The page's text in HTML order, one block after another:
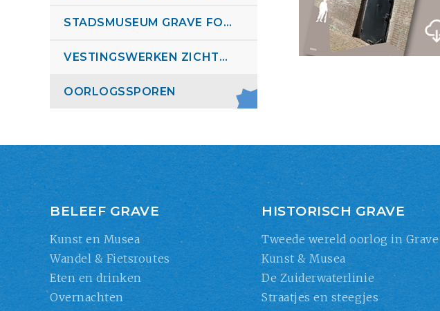
STADSMUSEUM GRAVE FOLDER
VESTINGSWERKEN ZICHTBAAR MAKEN FOLDER
OORLOGSSPOREN
BELEEF GRAVE
Kunst en Musea
Wandel & Fietsroutes
Eten en drinken
Overnachten
HISTORISCH GRAVE
Tweede wereld oorlog in Grave
Kunst & Musea
De Zuiderwaterlinie
Straatjes en steegjes